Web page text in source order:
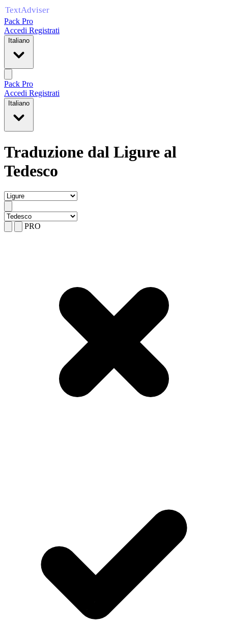
Pack Pro
Accedi Registrati
Italiano
Pack Pro
Accedi Registrati
Italiano
Traduzione dal Ligure al
Tedesco
PRO